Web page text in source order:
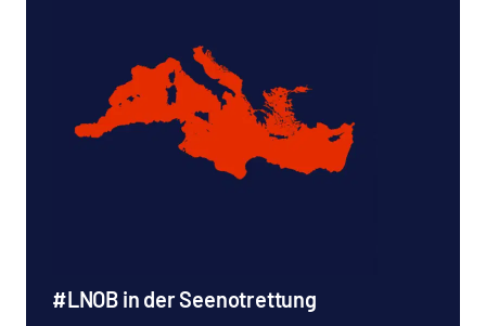
#LNOB in der Seenotrettung